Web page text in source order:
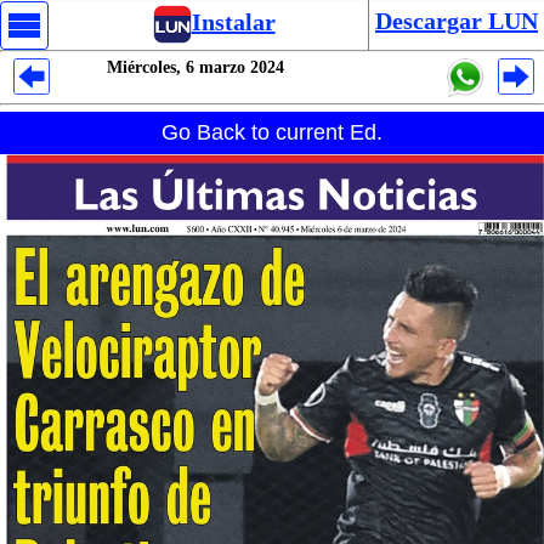
Instalar Descargar LUN
Miércoles, 6 marzo 2024
Go Back to current Ed.
Despliegues Analytics
Despliegues Totales
Despliegues por Rubros